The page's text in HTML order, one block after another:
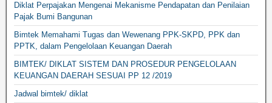
Diklat Perpajakan Mengenai Mekanisme Pendapatan dan Penilaian
Pajak Bumi Bangunan
Bimtek Memahami Tugas dan Wewenang PPK-SKPD, PPK dan
PPTK, dalam Pengelolaan Keuangan Daerah
BIMTEK/ DIKLAT SISTEM DAN PROSEDUR PENGELOLAAN
KEUANGAN DAERAH SESUAI PP 12 /2019
Jadwal bimtek/ diklat